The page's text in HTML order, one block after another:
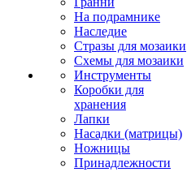
На подрамнике
Наследие
Стразы для мозаики
Схемы для мозаики
Инструменты
Коробки для
хранения
Лапки
Насадки (матрицы)
Ножницы
Принадлежности